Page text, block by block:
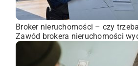
Broker nieruchomości – czy
Zawód brokera nieruchomości